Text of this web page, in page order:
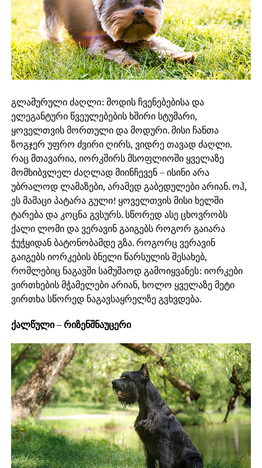
გლამურული ძაღლი: მოდის ჩვენებებისა და
ელეგანტური წვეულებების ხშირი სტუმარი,
ყოველთვის მორთული და მოდური. მისი ჩანთა
ზოგჯერ უფრო ძვირი ღირს, ვიდრე თავად ძაღლი.
რაც მთავარია, იორკშირს მსოფლიოში ყველაზე
მომხიბვლელ ძაღლად მიინჩევენ – ისინი არა
უბრალოდ ლამაზები, არამედ გაბედულები არიან. ოჰ,
ეს მამაცი პატარა გული! ყოველთვის მისი ხელში
ტარება და კოცნა გვსურს. სწორედ ასე ცხოვრობს
ქალი ლომი და ვერავინ გაიგებს როგორ გაიარა
ჭუჭყიდან ბატონობამდე გზა. როგორც ვერავინ
გაიგებს იორკების ბნელი წარსულის შესახებ,
რომლებიც ნაგავში სამუშაოდ გამოიყვანეს: იორკები
ვირთხების მჭამელები არიან, ხოლო ყველაზე მეტი
ვირთხა სწორედ ნაგავსაყრელზე გვხვდება.
ქალწული – რიზენშნაუცერი